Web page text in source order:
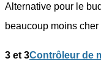
Alternative pour le
beaucoup moins
3 et 3Contrôleur de